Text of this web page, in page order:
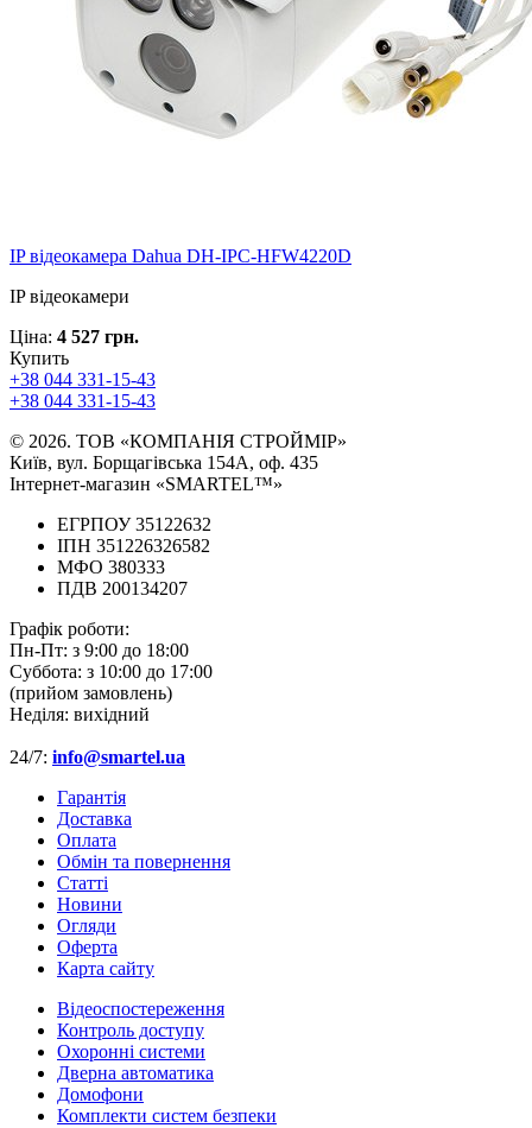
IP відеокамера Dahua DH-IPC-HFW4220D
IP відеокамери
Ціна: 4 527 грн.
Купить
+38 044 331-15-43
+38 044 331-15-43
© 2026. ТОВ «КОМПАНІЯ СТРОЙМІР»
Київ, вул. Борщагівська 154А, оф. 435
Інтернет-магазин «SMARTEL™»
ЕГРПОУ 35122632
ІПН 351226326582
МФО 380333
ПДВ 200134207
Графік роботи:
Пн-Пт: з 9:00 до 18:00
Суббота: з 10:00 до 17:00
(прийом замовлень)
Неділя: вихідний
24/7: info@smartel.ua
Гарантія
Доставка
Оплата
Обмін та повернення
Cтатті
Новини
Огляди
Оферта
Карта сайту
Відеоспостереження
Контроль доступу
Охоронні системи
Дверна автоматика
Домофони
Комплекти систем безпеки